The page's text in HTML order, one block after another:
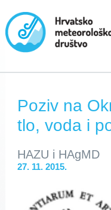
Poziv na
tlo, voda i
HAZU i HAgMD
27. 11. 2015.